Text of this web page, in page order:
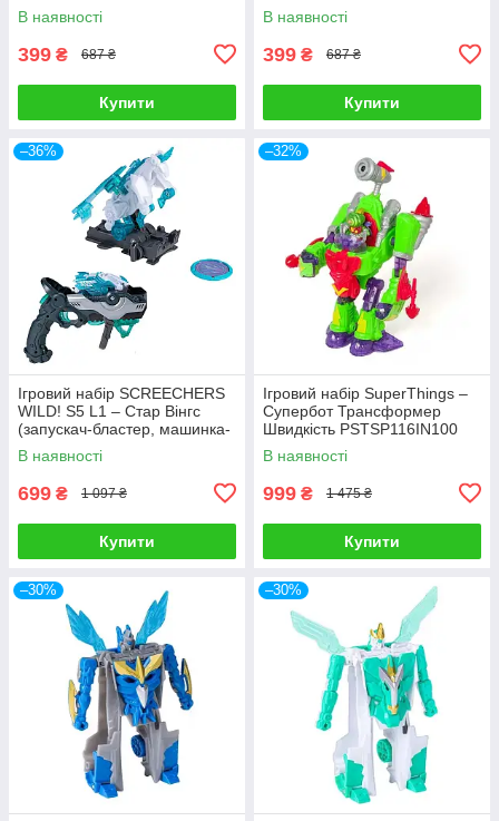
В наявності
399 ₴ 687 ₴
Купити
В наявності
399 ₴ 687 ₴
Купити
–36%
Ігровий набір SCREECHERS
WILD! S5 L1 – Стар Вінгс
(запускач-бластер, машинка-
трансформер) EU686113
В наявності
699 ₴ 1 097 ₴
Купити
–32%
Ігровий набір SuperThings –
Супербот Трансформер
Швидкість PSTSP116IN100
В наявності
999 ₴ 1 475 ₴
Купити
–30% –30%